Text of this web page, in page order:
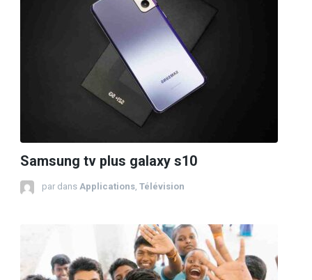
Samsung tv plus galaxy s10
par dans Applications, Télévision